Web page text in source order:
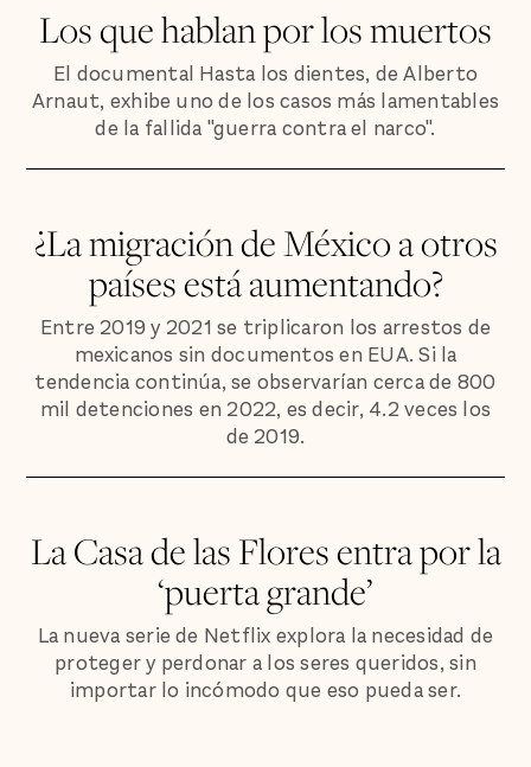
Los que hablan por los muertos
El documental Hasta los dientes, de Alberto
Arnaut, exhibe uno de los casos más lamentables
de la fallida "guerra contra el narco".
¿La migración de México a otros
países está aumentando?
Entre 2019 y 2021 se triplicaron los arrestos de
mexicanos sin documentos en EUA. Si la
tendencia continúa, se observarían cerca de 800
mil detenciones en 2022, es decir, 4.2 veces los
de 2019.
La Casa de las Flores entra por la
‘puerta grande’
La nueva serie de Netflix explora la necesidad de
proteger y perdonar a los seres queridos, sin
importar lo incómodo que eso pueda ser.